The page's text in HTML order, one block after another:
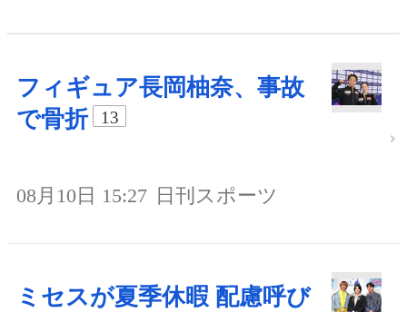
フィギュア長岡柚奈、事故
で骨折
13
08月10日 15:27 日刊スポーツ
ミセスが夏季休暇 配慮呼び